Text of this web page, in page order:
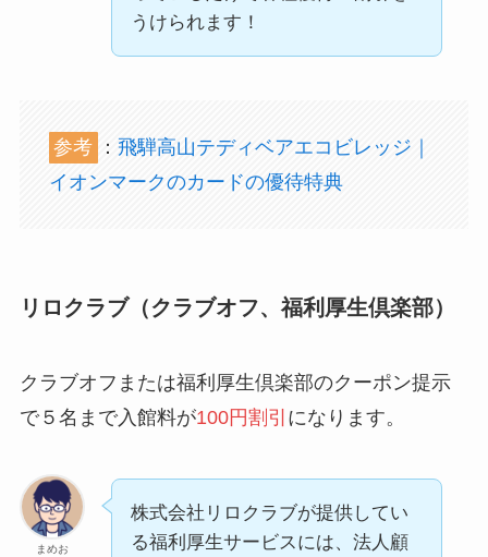
うけられます！
参考 ： 飛騨高山テディベアエコビレッジ｜
イオンマークのカードの優待特典
リロクラブ（クラブオフ、福利厚生倶楽部）
クラブオフまたは福利厚生倶楽部のクーポン提示
で５名まで入館料が100円割引 になります。
まめお
株式会社リロクラブが提供してい
る福利厚生サービスには、法人顧